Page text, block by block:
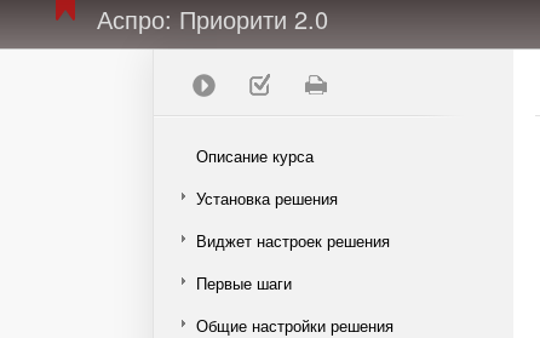
Аспро: Приорити 2.0
Описание курса
Установка решения
Виджет настроек решения
Первые шаги
Общие настройки решения